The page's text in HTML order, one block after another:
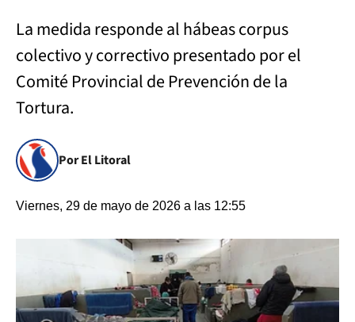
La medida responde al hábeas corpus
colectivo y correctivo presentado por el
Comité Provincial de Prevención de la
Tortura.
Por El Litoral
Viernes, 29 de mayo de 2026 a las 12:55